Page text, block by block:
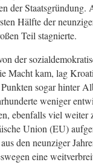
der
Hälfte der
Teil stagnierte.
der
Macht kam, lag
sogar hinter
weniger
ebenfalls viel
Union (EU)
den neunziger
eine